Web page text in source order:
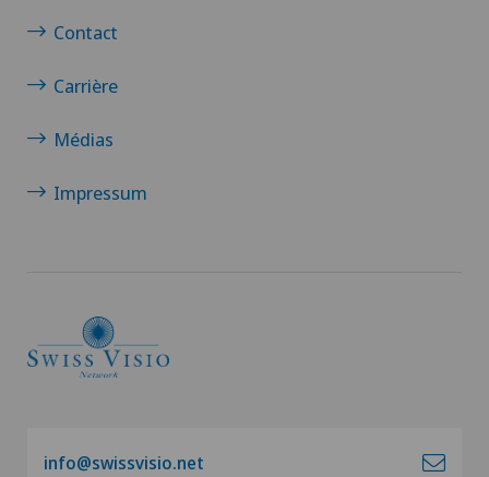
Contact
Carrière
Médias
Impressum
info@swissvisio.net